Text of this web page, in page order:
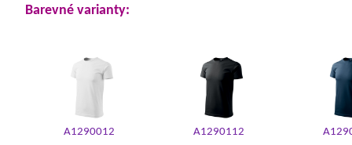
Barevné varianty:
A1290012 A1290112